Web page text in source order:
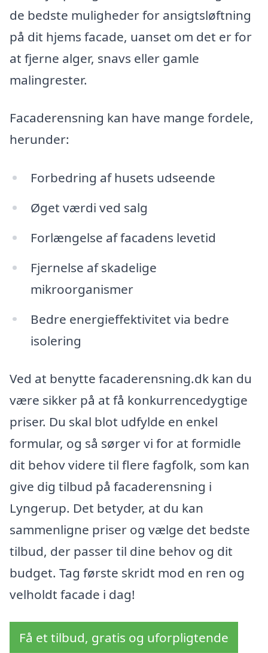
de bedste muligheder for ansigtsløftning
på dit hjems facade, uanset om det er for
at fjerne alger, snavs eller gamle
malingrester.
Facaderensning kan have mange fordele,
herunder:
Forbedring af husets udseende
Øget værdi ved salg
Forlængelse af facadens levetid
Fjernelse af skadelige
mikroorganismer
Bedre energieffektivitet via bedre
isolering
Ved at benytte facaderensning.dk kan du
være sikker på at få konkurrencedygtige
priser. Du skal blot udfylde en enkel
formular, og så sørger vi for at formidle
dit behov videre til flere fagfolk, som kan
give dig tilbud på facaderensning i
Lyngerup. Det betyder, at du kan
sammenligne priser og vælge det bedste
tilbud, der passer til dine behov og dit
budget. Tag første skridt mod en ren og
velholdt facade i dag!
Få et tilbud, gratis og uforpligtende